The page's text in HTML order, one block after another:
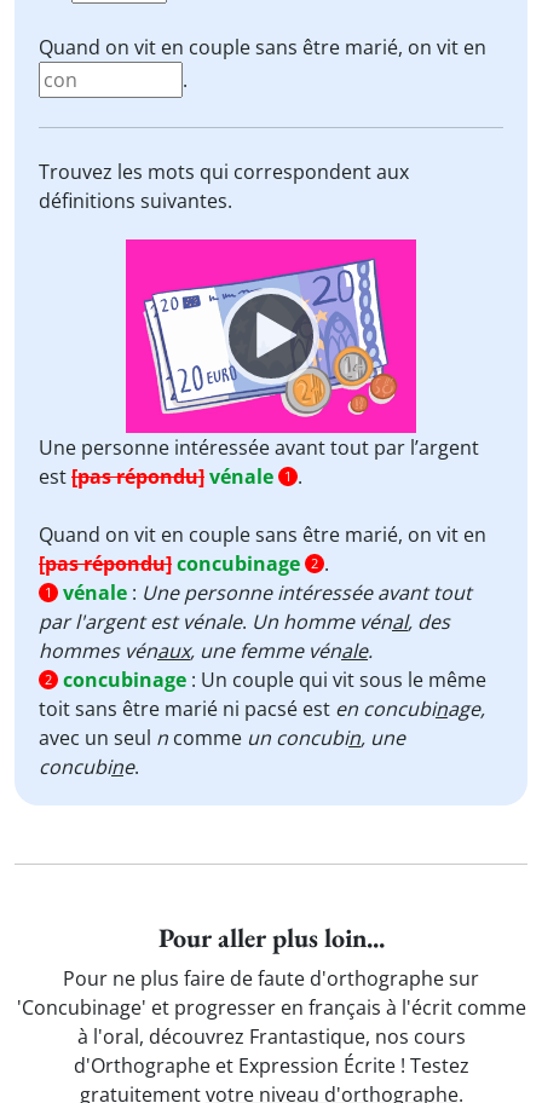
Quand on vit en couple sans être marié, on vit en
.
Trouvez les mots qui correspondent aux
définitions suivantes.
Une personne intéressée avant tout par l’argent
est[pas répondu]vénale 1 .
Quand on vit en couple sans être marié, on vit en
[pas répondu]concubinage 2 .
1 vénale : Une personne intéressée avant tout
par l'argent est vénale. Un homme vénal, des
hommes vénaux, une femme vénale.
2 concubinage : Un couple qui vit sous le même
toit sans être marié ni pacsé est en concubinage,
avec un seul n comme un concubin, une
concubine.
Pour aller plus loin...
Pour ne plus faire de faute d'orthographe sur
'Concubinage' et progresser en français à l'écrit comme
à l'oral, découvrez Frantastique, nos cours
d'Orthographe et Expression Écrite ! Testez
gratuitementvotre niveau d'orthographe.